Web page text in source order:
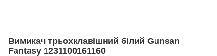
Вимикач трьохклавішний білий Gunsan
Fantasy 1231100161160